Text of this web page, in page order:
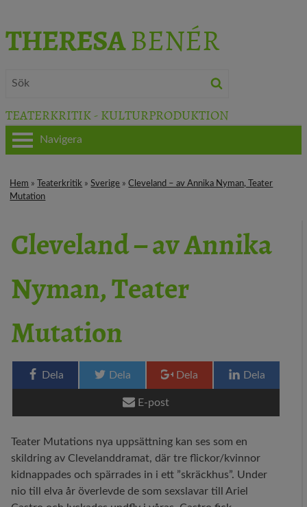
THERESABENÉR
TEATERKRITIK - KULTURPRODUKTION
OM THERESA
TEATERKRITIK
BÖCKER & FILM
29 MEDIA
BLOGG
KONTAKT
Navigera
Hem » Teaterkritik »Sverige »Cleveland – av Annika Nyman, Teater
Mutation
Cleveland – av Annika
Nyman, Teater
Mutation
Dela Dela Dela Dela
E-post
Teater Mutations nya uppsättning kan ses som en
skildring av Clevelanddramat, där tre flickor/kvinnor
kidnappades och spärrades in i ett ”skräckhus”. Under
nio till elva år överlevde de som sexslavar till Ariel